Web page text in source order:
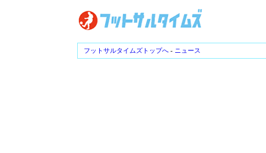
フットサルタイムズトップへ - ニュース